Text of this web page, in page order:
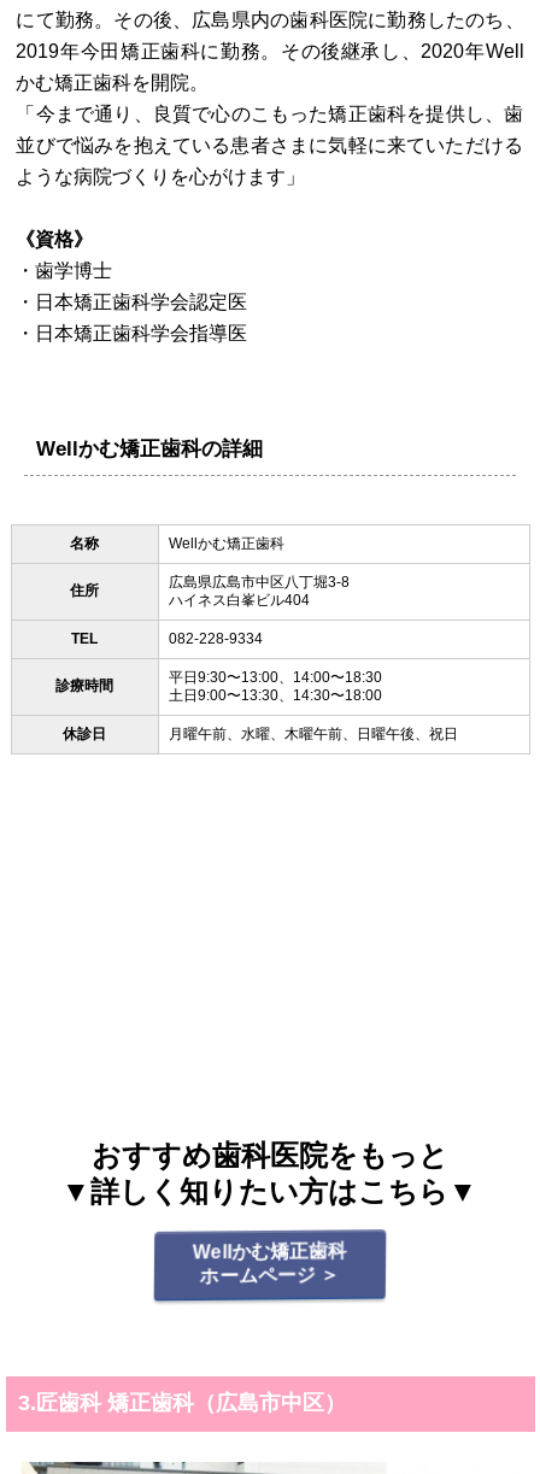
にて勤務。その後、広島県内の歯科医院に勤務したのち、
2019年今田矯正歯科に勤務。その後継承し、2020年Well
かむ矯正歯科を開院。
「今まで通り、良質で心のこもった矯正歯科を提供し、歯
並びで悩みを抱えている患者さまに気軽に来ていただける
ような病院づくりを心がけます」
《資格》
・歯学博士
・日本矯正歯科学会認定医
・日本矯正歯科学会指導医
Wellかむ矯正歯科の詳細
名称 Wellかむ矯正歯科
住所
広島県広島市中区八丁堀3-8
ハイネス白峯ビル404
TEL 082-228-9334
診療時間
平日9:30〜13:00、14:00〜18:30
土日9:00〜13:30、14:30〜18:00
休診日 月曜午前、水曜、木曜午前、日曜午後、祝日
おすすめ歯科医院をもっと
▼詳しく知りたい方はこちら▼
Wellかむ矯正歯科
ホームページ ＞
3.匠歯科 矯正歯科（広島市中区）